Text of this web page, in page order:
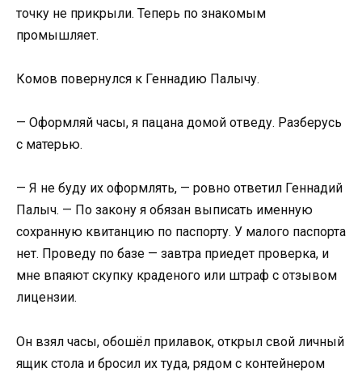
точку не прикрыли. Теперь по знакомым
промышляет.
Комов повернулся к Геннадию Палычу.
— Оформляй часы, я пацана домой отведу. Разберусь
с матерью.
— Я не буду их оформлять, — ровно ответил Геннадий
Палыч. — По закону я обязан выписать именную
сохранную квитанцию по паспорту. У малого паспорта
нет. Проведу по базе — завтра приедет проверка, и
мне впаяют скупку краденого или штраф с отзывом
лицензии.
Он взял часы, обошёл прилавок, открыл свой личный
ящик стола и бросил их туда, рядом с контейнером